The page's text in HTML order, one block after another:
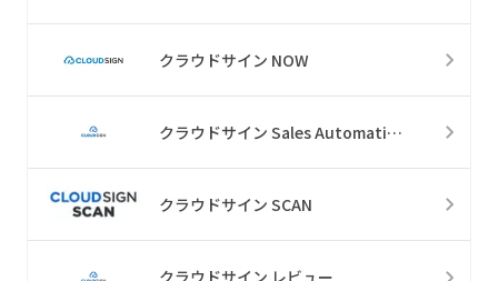
クラウドサイン NOW
クラウドサイン Sales Automation
クラウドサイン SCAN
クラウドサイン レビュー